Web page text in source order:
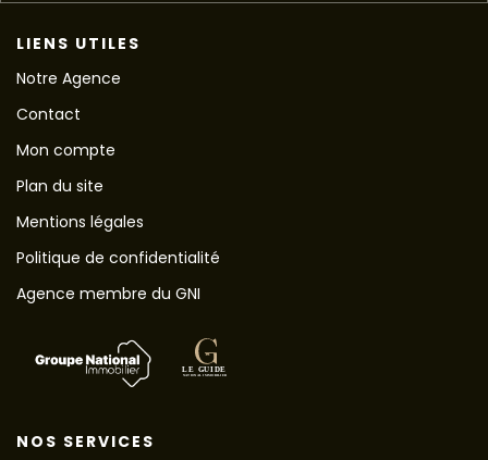
LIENS UTILES
Notre Agence
Contact
Mon compte
Plan du site
Mentions légales
Politique de confidentialité
Agence membre du GNI
NOS SERVICES